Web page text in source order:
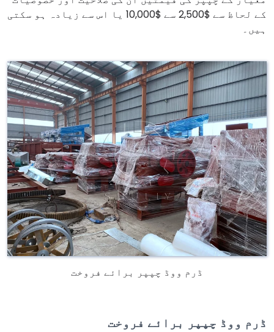
کے لحاظ سے $2,500 سے $10,000 یا اس سے زیادہ ہو سکتی
ہیں۔
ڈرم ووڈ چپپر برائے فروخت
ڈرم ووڈ چپپر برائے فروخت